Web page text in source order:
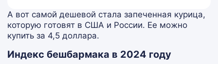
А вот самой дешевой стала запеченная курица,
которую готовят в США и России. Ее можно
купить за 4,5 доллара.
Индекс бешбармака в 2024 году